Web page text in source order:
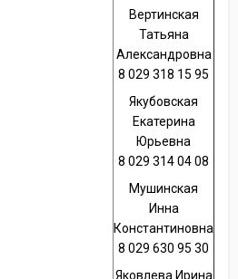
Вертинская
Татьяна
Александровна
8 029 318 15 95
Якубовская
Екатерина
Юрьевна
8 029 314 04 08
Мушинская
Инна
Константиновна
8 029 630 95 30
Яковлева Ирина